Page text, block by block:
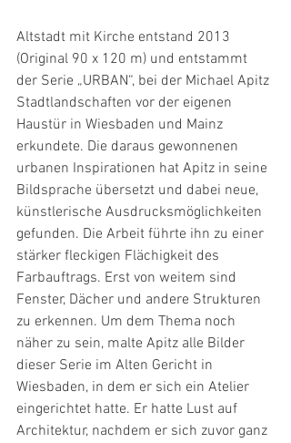
Altstadt mit Kirche entstand 2013
(Original 90 x 120 m) und entstammt
der Serie „URBAN“, bei der Michael Apitz
Stadtlandschaften vor der eigenen
Haustür in Wiesbaden und Mainz
erkundete. Die daraus gewonnenen
urbanen Inspirationen hat Apitz in seine
Bildsprache übersetzt und dabei neue,
künstlerische Ausdrucksmöglichkeiten
gefunden. Die Arbeit führte ihn zu einer
stärker fleckigen Flächigkeit des
Farbauftrags. Erst von weitem sind
Fenster, Dächer und andere Strukturen
zu erkennen. Um dem Thema noch
näher zu sein, malte Apitz alle Bilder
dieser Serie im Alten Gericht in
Wiesbaden, in dem er sich ein Atelier
eingerichtet hatte. Er hatte Lust auf
Architektur, nachdem er sich zuvor ganz